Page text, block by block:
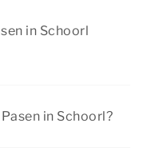
in Schoorl
in Schoorl?